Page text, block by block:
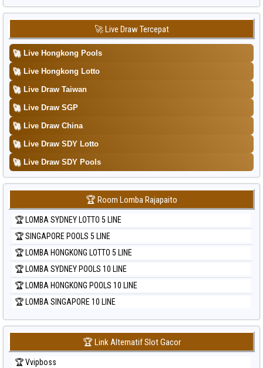
Data Togel Sydney
Data Togel Sydney Lottery
Data Togel Sydney Lottery 6d
Data Togel Sydney Lotto
Data Togel Sydney Pools 6d
Data Togel Taipei
Data Togel Taiwan
🚀 Live Draw Tercepat
🚀 Live Hongkong Pools
🚀 Live Hongkong Lotto
🚀 Live Draw Taiwan
🚀 Live Draw SGP
🚀 Live Draw China
🚀 Live Draw SDY Lotto
🚀 Live Draw SDY Pools
🏆 Room Lomba Rajapaito
🏆 LOMBA SYDNEY LOTTO 5 LINE
🏆 SINGAPORE POOLS 5 LINE
🏆 LOMBA HONGKONG LOTTO 5 LINE
🏆 LOMBA SYDNEY POOLS 10 LINE
🏆 LOMBA HONGKONG POOLS 10 LINE
🏆 LOMBA SINGAPORE 10 LINE
🏆 Link Alternatif Slot Gacor
🏆 Vvipboss